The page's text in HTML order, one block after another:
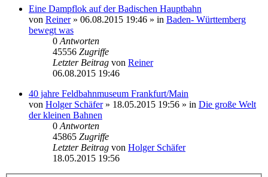
Eine Dampflok auf der Badischen Hauptbahn
von Reiner» 06.08.2015 19:46 » in Baden- Württemberg
bewegt was
0 Antworten
45556 Zugriffe
Letzter Beitrag von Reiner
06.08.2015 19:46
40 jahre Feldbahnmuseum Frankfurt/Main
von Holger Schäfer» 18.05.2015 19:56 » in Die große Welt
der kleinen Bahnen
0 Antworten
45865 Zugriffe
Letzter Beitrag von Holger Schäfer
18.05.2015 19:56